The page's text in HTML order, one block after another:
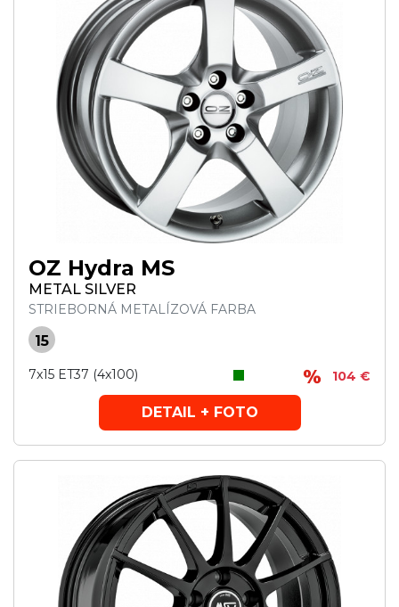
OZ Hydra MS
METAL SILVER
STRIEBORNÁ METALÍZOVÁ FARBA
15
7x15 ET37 (4x100) 104 €
DETAIL + FOTO